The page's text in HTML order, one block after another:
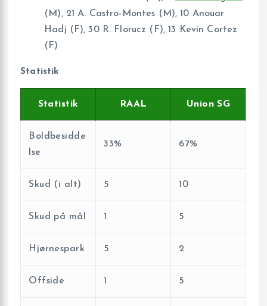
(M), 21 A. Castro-Montes (M), 10 Anouar
Hadj (F), 30 R. Florucz (F), 13 Kevin Cortez
(F)
Statistik
Statistik RAAL Union SG
Boldbesidde
lse
33% 67%
Skud (i alt) 5 10
Skud på mål 1 5
Hjørnespark 5 2
Offside 1 5